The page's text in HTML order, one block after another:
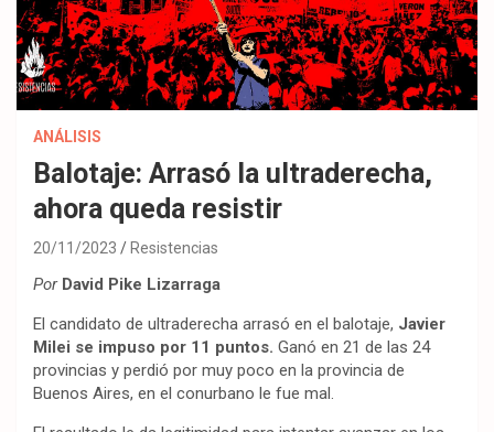
ANÁLISIS
Balotaje: Arrasó la ultraderecha,
ahora queda resistir
20/11/2023 Resistencias
Por David Pike Lizarraga
El candidato de ultraderecha arrasó en el balotaje, Javier
Milei se impuso por 11 puntos. Ganó en 21 de las 24
provincias y perdió por muy poco en la provincia de
Buenos Aires, en el conurbano le fue mal.